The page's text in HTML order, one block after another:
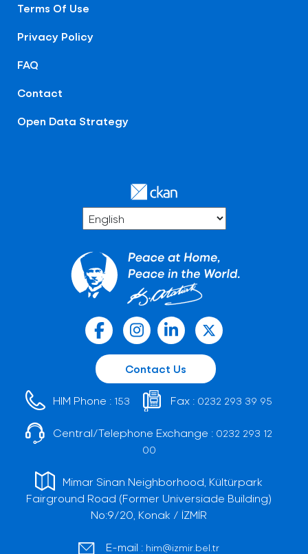
Terms Of Use
Privacy Policy
FAQ
Contact
Open Data Strategy
Contact Us
HIM Phone : 153 Fax : 0232 293 39 95
Central/Telephone Exchange : 0232 293 12
00
Mimar Sinan Neighborhood, Kültürpark
Fairground Road (Former Universiade Building)
No:9/20, Konak / İZMİR
E-mail : him@izmir.bel.tr